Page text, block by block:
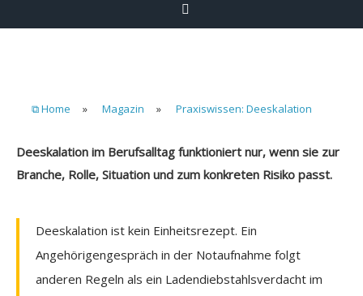
⧉ Home » Magazin » Praxiswissen: Deeskalation
Deeskalation im Berufsalltag funktioniert nur, wenn sie zur
Branche, Rolle, Situation und zum konkreten Risiko passt.
Deeskalation ist kein Einheitsrezept. Ein
Angehörigengespräch in der Notaufnahme folgt
anderen Regeln als ein Ladendiebstahlsverdacht im